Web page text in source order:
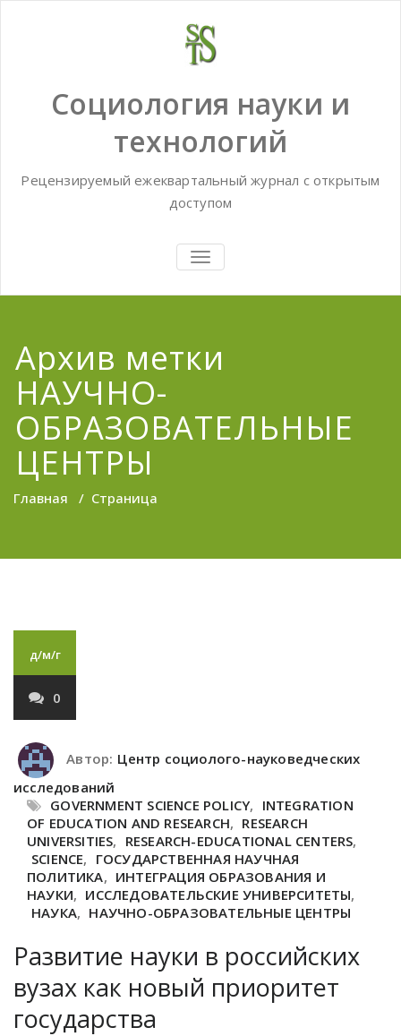
Социология науки и
технологий
Рецензируемый ежеквартальный журнал с открытым
доступом
TOGGLE
NAVIGATION
Архив метки
НАУЧНО-
ОБРАЗОВАТЕЛЬНЫЕ
ЦЕНТРЫ
Главная / Страница
д/м/г
0
Автор: Центр социолого-науковедческих
исследований
GOVERNMENT SCIENCE POLICY, INTEGRATION
OF EDUCATION AND RESEARCH, RESEARCH
UNIVERSITIES, RESEARCH-EDUCATIONAL CENTERS,
SCIENCE, ГОСУДАРСТВЕННАЯ НАУЧНАЯ
ПОЛИТИКА, ИНТЕГРАЦИЯ ОБРАЗОВАНИЯ И
НАУКИ, ИССЛЕДОВАТЕЛЬСКИЕ УНИВЕРСИТЕТЫ,
НАУКА, НАУЧНО-ОБРАЗОВАТЕЛЬНЫЕ ЦЕНТРЫ
Развитие науки в российских
вузах как новый приоритет
государства